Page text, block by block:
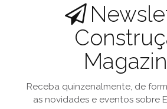
Receba quinzenalmente, de
as novidades e eventos sobre